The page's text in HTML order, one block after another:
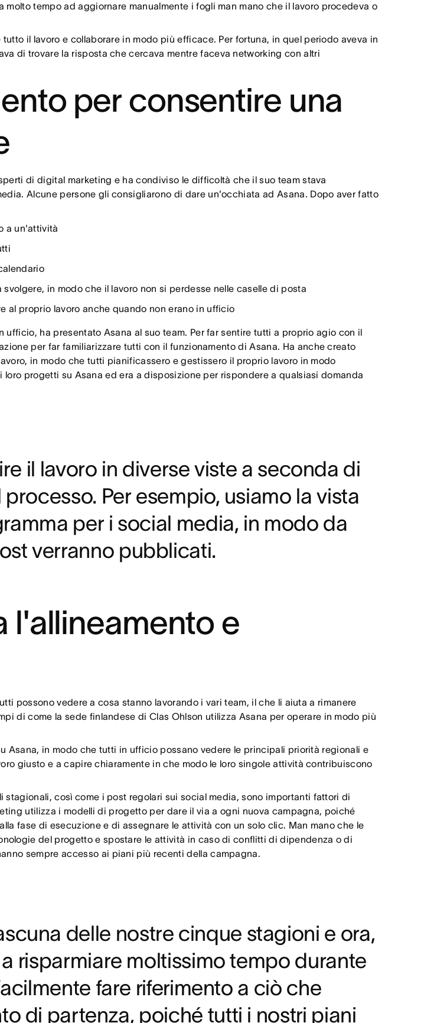
tempo ad aggiornare manualmente i fogli man mano che il lavoro procedeva o
il lavoro e collaborare in modo più efficace. Per fortuna, in quel periodo aveva in
di trovare la risposta che cercava mentre faceva networking con altri
per consentire una
di digital marketing e ha condiviso le difficoltà che il suo team stava
Alcune persone gli consigliarono di dare un'occhiata ad Asana. Dopo aver fatto
a un'attività
in modo che il lavoro non si perdesse nelle caselle di posta
proprio lavoro anche quando non erano in ufficio
ha presentato Asana al suo team. Per far sentire tutti a proprio agio con il
per far familiarizzare tutti con il funzionamento di Asana. Ha anche creato
in modo che tutti pianificassero e gestissero il proprio lavoro in modo
progetti su Asana ed era a disposizione per rispondere a qualsiasi domanda
il lavoro in diverse viste a seconda di
Per esempio, usiamo la vista
per i social media, in modo da
verranno pubblicati.
l'allineamento e
possono vedere a cosa stanno lavorando i vari team, il che li aiuta a rimanere
di come la sede finlandese di Clas Ohlson utilizza Asana per operare in modo più
Asana, in modo che tutti in ufficio possano vedere le principali priorità regionali e
giusto e a capire chiaramente in che modo le loro singole attività contribuiscono
stagionali, così come i post regolari sui social media, sono importanti fattori di
utilizza i modelli di progetto per dare il via a ogni nuova campagna, poiché
fase di esecuzione e di assegnare le attività con un solo clic. Man mano che le
del progetto e spostare le attività in caso di conflitti di dipendenza o di
sempre accesso ai piani più recenti della campagna.
delle nostre cinque stagioni e ora,
risparmiare moltissimo tempo durante
fare riferimento a ciò che
di partenza, poiché tutti i nostri piani